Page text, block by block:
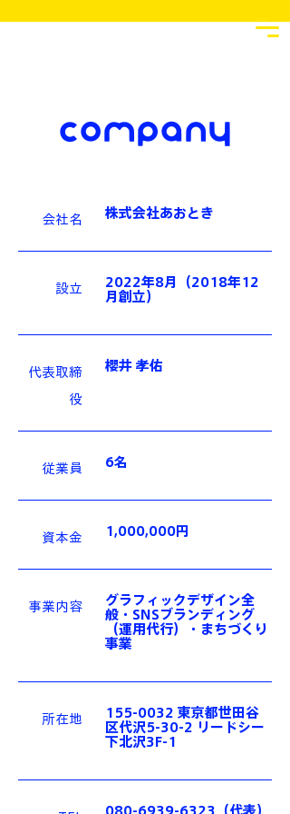
company
会社名 株式会社あおとき
設立
2022年8月（2018年12
月創立）
代表取締
役
櫻井 孝佑
​従業員 6名
​資本金 1,000,000円
事業内容
グラフィックデザイン全
般・SNSブランディング
（運用代行）・まちづくり
事業
所在地 155-0032 東京都世田谷
区代沢5-30-2 リードシー
下北沢3F-1
080-6939-6323（代表）